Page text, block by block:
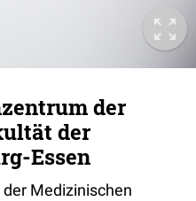
der
der
Essen
Medizinischen